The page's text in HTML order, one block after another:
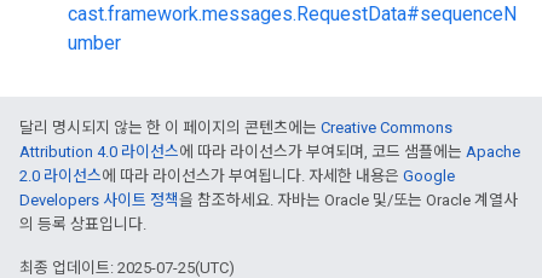
cast.framework.messages.RequestData#sequenceN
umber
달리 명시되지 않는 한 이 페이지의 콘텐츠에는 Creative Commons
Attribution 4.0 라이선스에 따라 라이선스가 부여되며, 코드 샘플에는 Apache
2.0 라이선스에 따라 라이선스가 부여됩니다. 자세한 내용은 Google
Developers 사이트 정책을 참조하세요. 자바는 Oracle 및/또는 Oracle 계열사
의 등록 상표입니다.
최종 업데이트: 2025-07-25(UTC)